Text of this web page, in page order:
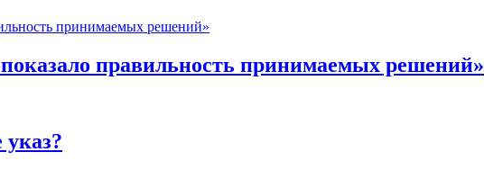
правильность принимаемых решений»